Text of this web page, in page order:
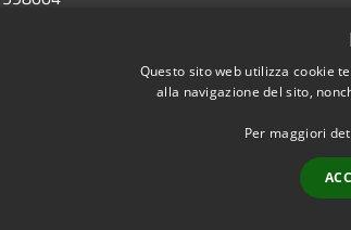
Questo sito web utilizza cookie
alla navigazione del sito,
Per maggiori